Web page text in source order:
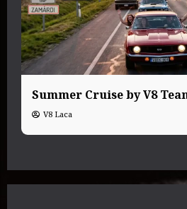
Summer Cruise by V8
V8 Laca